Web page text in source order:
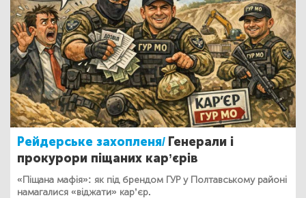
Рейдерське захопленя/ Генерали і
прокурори піщаних кар’єрів
«Піщана мафія»: як під брендом ГУР у Полтавському районі
намагалися «віджати» кар’єр.